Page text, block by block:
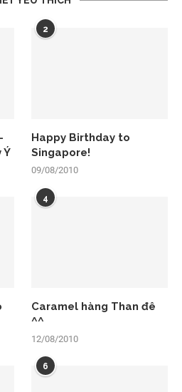
Ý
2
Happy Birthday to
Singapore!
09/08/2010
4
Caramel hàng Than đê
^^
12/08/2010
6